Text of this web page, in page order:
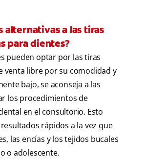
alternativas a las tiras
para dientes?
pueden optar por las tiras
venta libre por su comodidad y
bajo, se aconseja a las
los procedimientos de
en el consultorio. Esto
rápidos a la vez que
las encías y los tejidos bucales
o adolescente.